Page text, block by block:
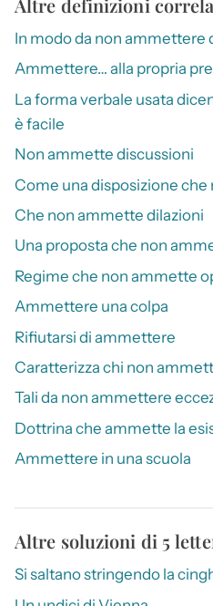
Altre definizioni
In modo da non ammettere
Ammettere… alla propria
La forma verbale usata
è facile
Non ammette discussioni
Come una disposizione
Che non ammette dilazioni
Una proposta che non
Regime che non ammette
Ammettere una colpa
Rifiutarsi di ammettere
Caratterizza chi non
Tali da non ammettere
Dottrina che ammette la
Ammettere in una scuola
Altre soluzioni di 5
Si saltano stringendo la